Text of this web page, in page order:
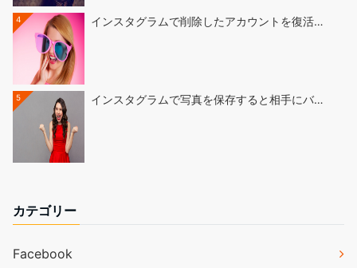
4 インスタグラムで削除したアカウントを復活…
5 インスタグラムで写真を保存すると相手にバ…
カテゴリー
Facebook